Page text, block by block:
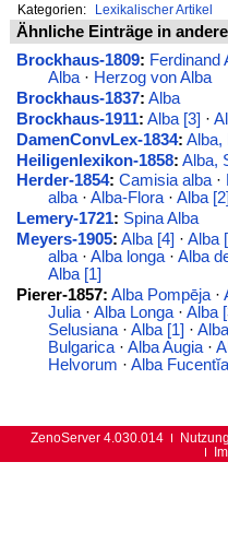
Kategorien:
Lexikalischer Artikel
Ähnliche Einträge in
Brockhaus-1809: Ferdinand
Alba· Herzog von Alba
Brockhaus-1837: Alba
Brockhaus-1911: Alba [3] ·
DamenConvLex-1834: Alba,
Heiligenlexikon-1858: Alba,
Herder-1854: Camisia alba·
alba· Alba-Flora· Alba [2]
Lemery-1721: Spina Alba
Meyers-1905: Alba [4] · Alba
alba· Alba longa· Alba
Alba [1]
Pierer-1857: Alba Pompēja·
Julia· Alba Longa· Alba
Selusiana· Alba [1] ·
Bulgarica· Alba Augia·
Helvorum · Alba Fucentĭa
ZenoServer 4.030.014